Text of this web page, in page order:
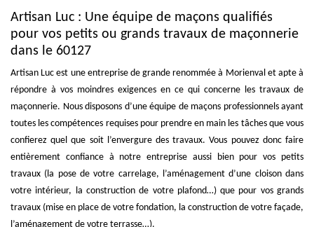
Artisan Luc : Une équipe de maçons qualifiés
pour vos petits ou grands travaux de maçonnerie
dans le 60127
Artisan Luc est une entreprise de grande renommée à Morienval et apte à
répondre à vos moindres exigences en ce qui concerne les travaux de
maçonnerie. Nous disposons d’une équipe de maçons professionnels ayant
toutes les compétences requises pour prendre en main les tâches que vous
confierez quel que soit l’envergure des travaux. Vous pouvez donc faire
entièrement confiance à notre entreprise aussi bien pour vos petits
travaux (la pose de votre carrelage, l’aménagement d’une cloison dans
votre intérieur, la construction de votre plafond…) que pour vos grands
travaux (mise en place de votre fondation, la construction de votre façade,
l’aménagement de votre terrasse…).